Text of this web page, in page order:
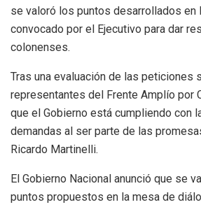
se valoró los puntos desarrollados en
convocado por el Ejecutivo para dar
colonenses.
Tras una evaluación de las peticiones
representantes del Frente Amplío por
que el Gobierno está cumpliendo con
demandas al ser parte de las
Ricardo Martinelli.
El Gobierno Nacional anunció que se
puntos propuestos en la mesa de